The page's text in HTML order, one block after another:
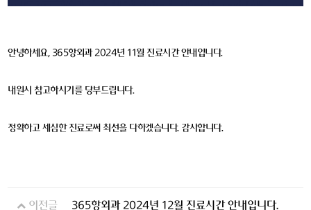
안녕하세요, 365항외과 2024년 11월 진료시간 안내입니다.
내원시 참고하시기를 당부드립니다.
정확하고 세심한 진료로써 최선을 다하겠습니다. 감사합니다.
이전글
365항외과 2024년 12월 진료시간 안내입니다.